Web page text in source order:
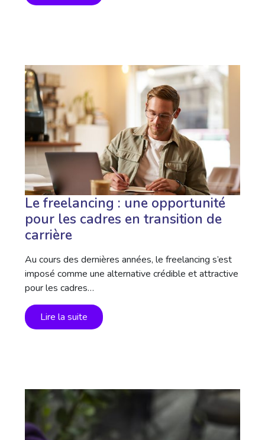
Le freelancing : une opportunité
pour les cadres en transition de
carrière
Au cours des dernières années, le freelancing s’est
imposé comme une alternative crédible et attractive
pour les cadres…
Lire la suite